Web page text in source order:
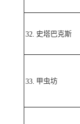
32. 史塔巴克斯
33. 甲虫坊